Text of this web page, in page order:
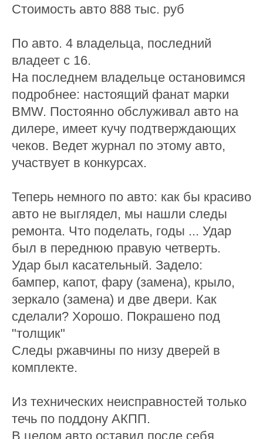
Стоимость авто 888 тыс. руб
По авто. 4 владельца, последний
владеет с 16.
На последнем владельце остановимся
подробнее: настоящий фанат марки
BMW. Постоянно обслуживал авто на
дилере, имеет кучу подтверждающих
чеков. Ведет журнал по этому авто,
участвует в конкурсах.
Теперь немного по авто: как бы красиво
авто не выглядел, мы нашли следы
ремонта. Что поделать, годы ... Удар
был в переднюю правую четверть.
Удар был касательный. Задело:
бампер, капот, фару (замена), крыло,
зеркало (замена) и две двери. Как
сделали? Хорошо. Покрашено под
"толщик"
Следы ржавчины по низу дверей в
комплекте.
Из технических неисправностей только
течь по поддону АКПП.
В целом авто оставил после себя